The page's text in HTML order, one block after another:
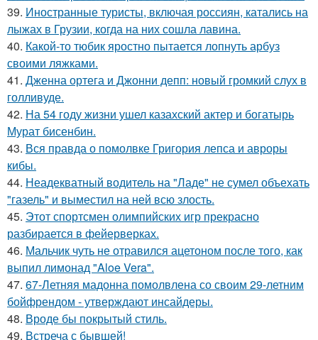
39. Иностранные туристы, включая россиян, катались на
лыжах в Грузии, когда на них сошла лавина.
40. Какой-то тюбик яростно пытается лопнуть арбуз
своими ляжками.
41. Дженна ортега и Джонни депп: новый громкий слух в
голливуде.
42. На 54 году жизни ушел казахский актер и богатырь
Мурат бисенбин.
43. Вся правда о помолвке Григория лепса и авроры
кибы.
44. Неадекватный водитель на "Ладе" не сумел объехать
"газель" и выместил на ней всю злость.
45. Этот спортсмен олимпийских игр прекрасно
разбирается в фейерверках.
46. Мальчик чуть не отравился ацетоном после того, как
выпил лимонад "Aloe Vera".
47. 67-Летняя мадонна помолвлена со своим 29-летним
бойфрендом - утверждают инсайдеры.
48. Вроде бы покрытый стиль.
49. Встреча с бывшей!